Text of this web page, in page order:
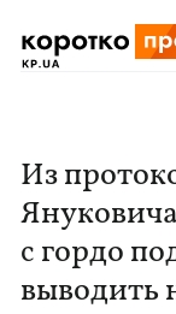
Из
с гордо
выводить